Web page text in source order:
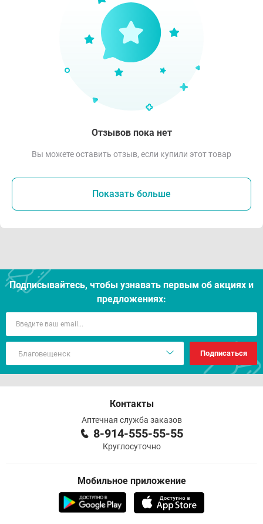
Отзывов пока нет
Вы можете оставить отзыв, если купили этот товар
Показать больше
Подписывайтесь, чтобы узнавать первым об акцияx и
предложениях:
Подписаться
Контакты
Аптечная служба заказов
8-914-555-55-55
Круглосуточно
Мобильное приложение